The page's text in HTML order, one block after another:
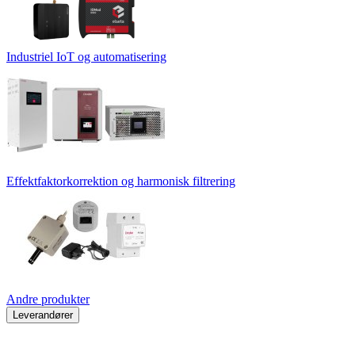
Industriel IoT og automatisering
Effektfaktorkorrektion og harmonisk filtrering
Andre produkter
Leverandører